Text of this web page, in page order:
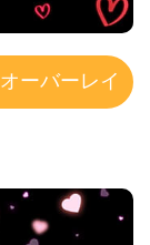
ーバーレイ